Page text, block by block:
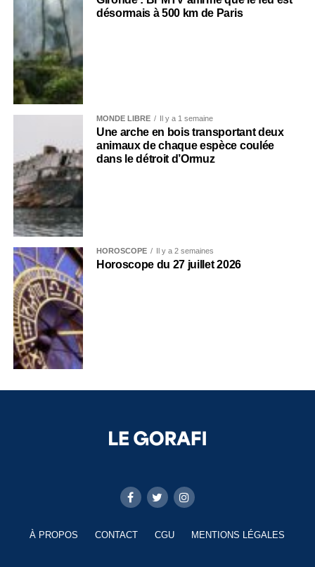
désormais à 500 km de Paris
MONDE LIBRE Il y a 1 semaine
Une arche en bois transportant deux
animaux de chaque espèce coulée
dans le détroit d’Ormuz
HOROSCOPE Il y a 2 semaines
Horoscope du 27 juillet 2026
À PROPOS CONTACT CGU MENTIONS LÉGALES